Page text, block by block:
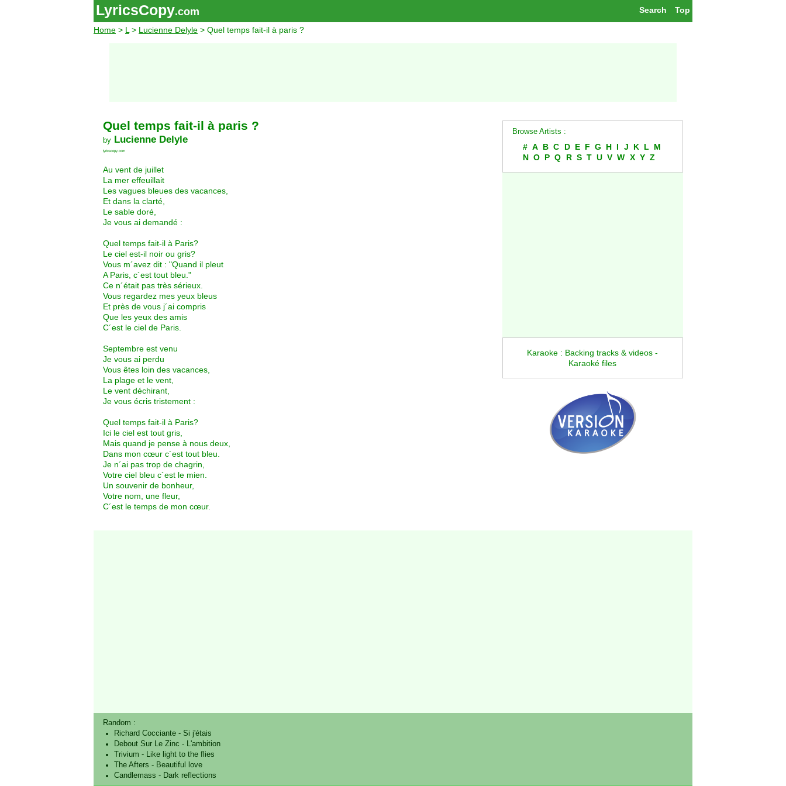
Top
Search
LyricsCopy.com
Home > L > Lucienne Delyle > Quel temps fait-il à paris ?
Quel temps fait-il à paris ?
by Lucienne Delyle
lyricscopy.com
Au vent de juillet
La mer effeuillait
Les vagues bleues des vacances,
Et dans la clarté,
Le sable doré,
Je vous ai demandé :
Quel temps fait-il à Paris?
Le ciel est-il noir ou gris?
Vous m´avez dit : "Quand il pleut
A Paris, c´est tout bleu."
Ce n´était pas très sérieux.
Vous regardez mes yeux bleus
Et près de vous j´ai compris
Que les yeux des amis
C´est le ciel de Paris.
Septembre est venu
Je vous ai perdu
Vous êtes loin des vacances,
La plage et le vent,
Le vent déchirant,
Je vous écris tristement :
Quel temps fait-il à Paris?
Ici le ciel est tout gris,
Mais quand je pense à nous deux,
Dans mon cœur c´est tout bleu.
Je n´ai pas trop de chagrin,
Votre ciel bleu c´est le mien.
Un souvenir de bonheur,
Votre nom, une fleur,
C´est le temps de mon cœur.
Browse Artists :
# A B C D E F G H I J K L
M
N O P Q R S T U V W X Y Z
Karaoke : Backing tracks & videos -
Karaoké files
Random :
Richard Cocciante- Si j'étais
Debout Sur Le Zinc - L'ambition
Trivium - Like light to the flies
The Afters - Beautiful love
Candlemass - Dark reflections